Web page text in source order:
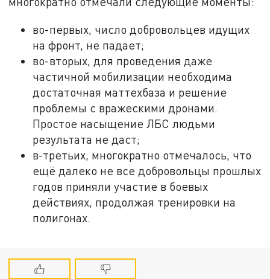
во-первых, число добровольцев идущих
на фронт, не падает;
во-вторых, для проведения даже
частичной мобилизации необходима
достаточная маттехбаза и решение
проблемы с вражескими дронами.
Простое насыщение ЛБС людьми
результата не даст;
в-третьих, многократно отмечалось, что
ещё далеко не все добровольцы прошлых
годов приняли участие в боевых
действиях, продолжая тренировки на
полигонах.